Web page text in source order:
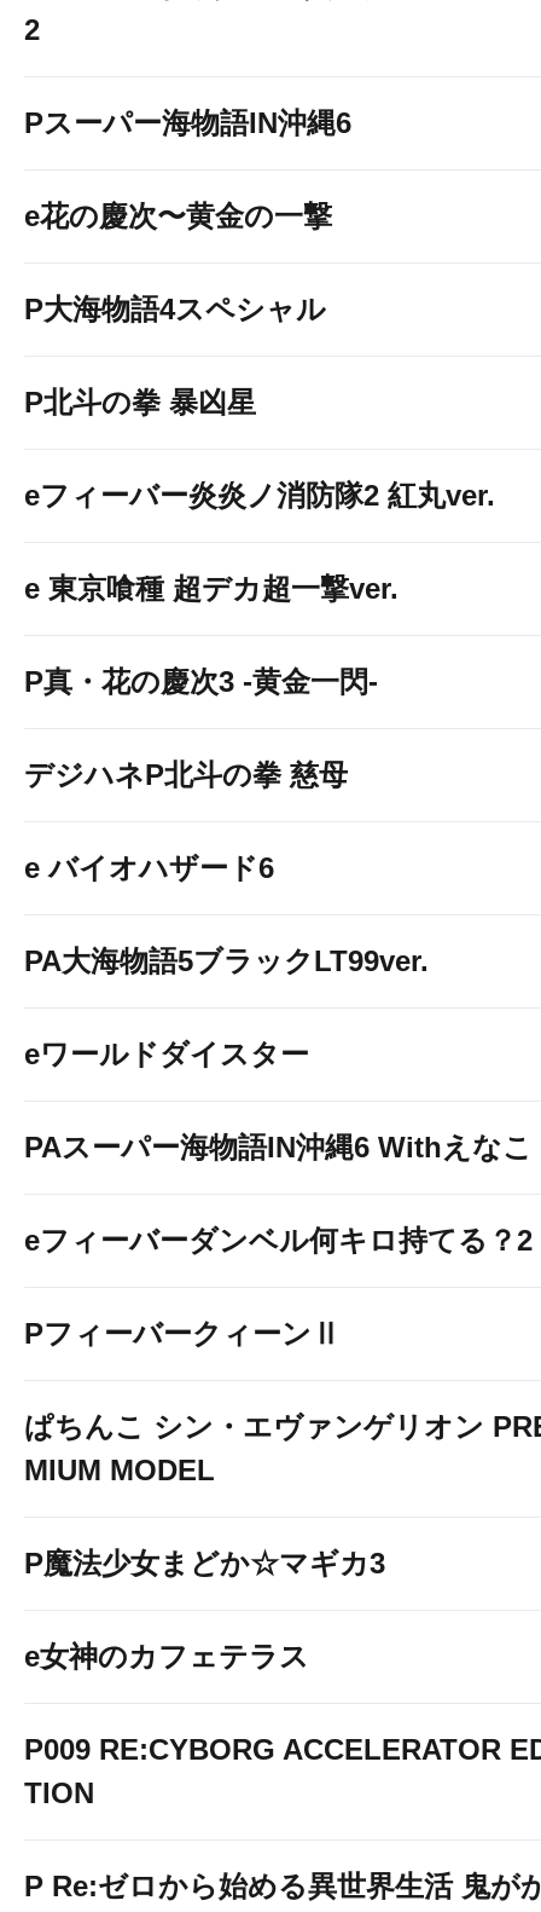
2
Pスーパー海物語IN沖縄6
e花の慶次〜黄金の一撃
P大海物語4スペシャル
P北斗の拳 暴凶星
eフィーバー炎炎ノ消防隊2 紅丸ver.
e 東京喰種 超デカ超一撃ver.
P真・花の慶次3 -黄金一閃-
デジハネP北斗の拳 慈母
e バイオハザード6
PA大海物語5ブラックLT99ver.
eワールドダイスター
PAスーパー海物語IN沖縄6 Withえなこ
eフィーバーダンベル何キロ持てる？2
PフィーバークィーンⅡ
ぱちんこ シン・エヴァンゲリオン
MIUM MODEL
P魔法少女まどか☆マギカ3
e女神のカフェテラス
P009 RE:CYBORG ACCELERATOR
TION
P Re:ゼロから始める異世界生活 鬼が